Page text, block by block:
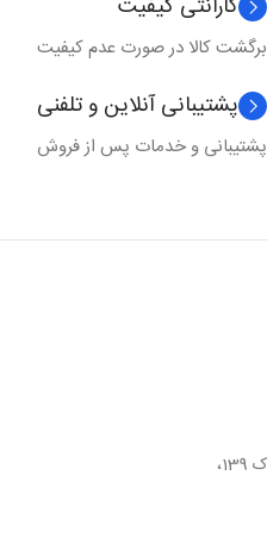
برگشت کالا در صورت عدم کیفیت
پشتیبانی آنلاین و تلفنی
پشتیبانی و خدمات پس از فروش
نشانی: تهران، خیابان ایرانشهر شمالی، پلاک 139،